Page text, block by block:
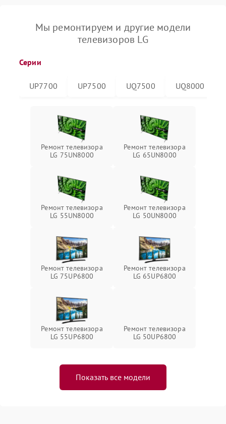
Мы ремонтируем и другие модели
телевизоров LG
Серии
UP7700 UP7500 UQ7500 UQ8000
Ремонт телевизора
LG 75UN8000
Ремонт телевизора
LG 65UN8000
Ремонт телевизора
LG 55UN8000
Ремонт телевизора
LG 50UN8000
Ремонт телевизора
LG 75UP6800
Ремонт телевизора
LG 65UP6800
Ремонт телевизора
LG 55UP6800
Ремонт телевизора
LG 50UP6800
Показать все модели